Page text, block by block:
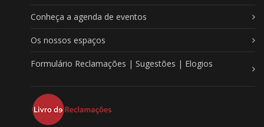
Conheça a agenda de eventos
Os nossos espaços
Formulário Reclamações | Sugestões | Elogios